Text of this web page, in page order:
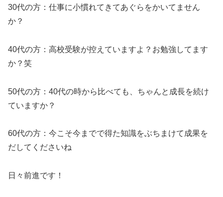
30代の方：仕事に小慣れてきてあぐらをかいてません
か？
40代の方：高校受験が控えていますよ？お勉強してます
か？笑
50代の方：40代の時から比べても、ちゃんと成長を続け
ていますか？
60代の方：今こそ今までで得た知識をぶちまけて成果を
だしてくださいね
日々前進です！